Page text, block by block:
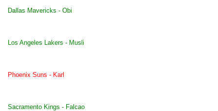
Dallas Mavericks - Obi
Los Angeles Lakers - Musli
Phoenix Suns - Karl
Sacramento Kings - Falcao